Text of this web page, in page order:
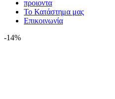
προιοντα
Το Κατάστημα μας
Επικοινωνία
-14%